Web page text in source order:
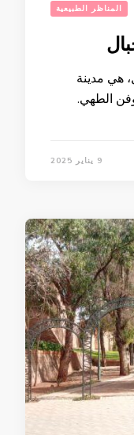
المناظر الطبيعية
هي مدينة
الطهي.
9 يناير 2025